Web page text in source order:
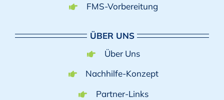
FMS-Vorbereitung
ÜBER UNS
Über Uns
Nachhilfe-Konzept
Partner-Links